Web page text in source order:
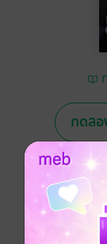
ทดลอ
อยากได้